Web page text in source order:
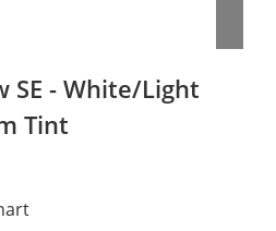
SE - White/Light
Tint